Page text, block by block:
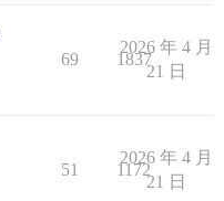
69 1837
2026 年 4 月
21 日
51 1172
2026 年 4 月
21 日